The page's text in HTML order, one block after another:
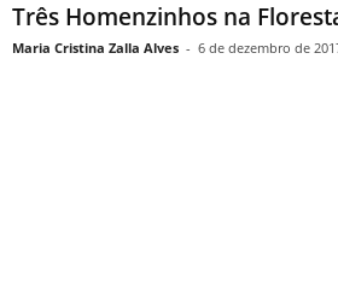
Três Homenzinhos na
Maria Cristina Zalla Alves - 6 de dezembro de